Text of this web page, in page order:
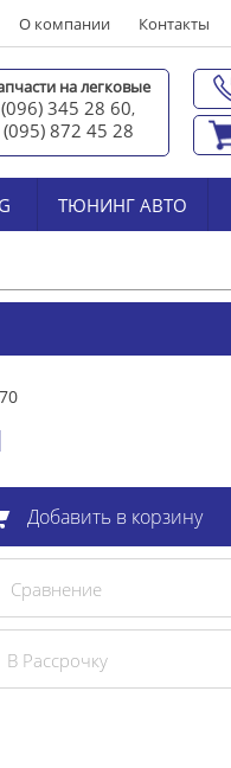
О компании Контакты
на легковые
(096) 345 28 60,
(095) 872 45 28
ТЮНИНГ АВТО
Добавить в корзину
Сравнение
В Рассрочку